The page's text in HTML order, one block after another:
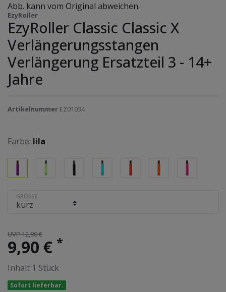
Abb. kann vom Original abweichen.
EzyRoller
EzyRoller Classic Classic X
Verlängerungsstangen
Verlängerung Ersatzteil 3 - 14+
Jahre
Artikelnummer EZ01034
Farbe: lila
GRÖSSE
UVP 12,90 €
9,90 € *
Inhalt 1 Stück
Sofort lieferbar.